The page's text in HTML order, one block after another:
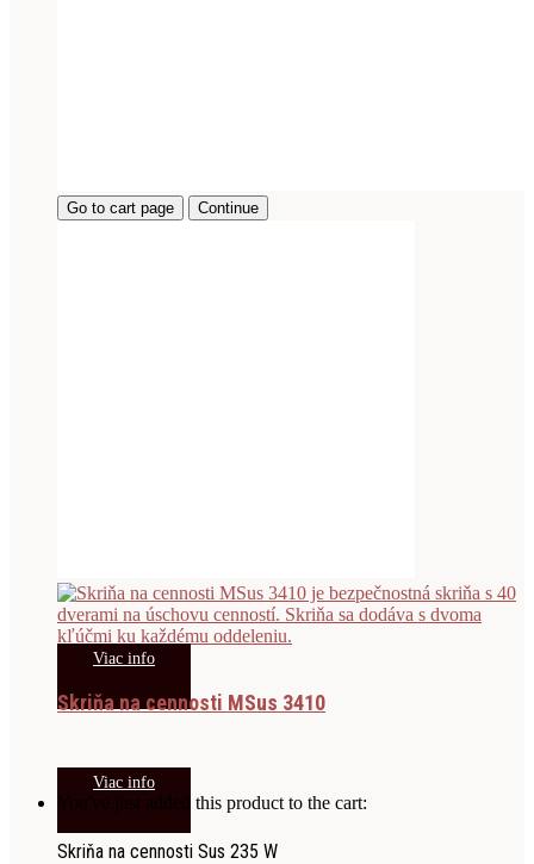
Go to cart page Continue
Viac info
Skriňa na cennosti MSus 3410
Viac info
You've just added this product to the cart:
Skriňa na cennosti Sus 235 W